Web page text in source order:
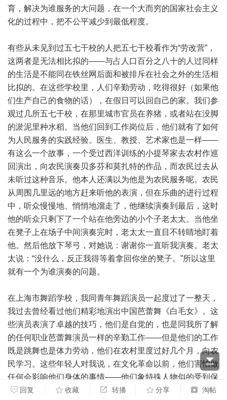
育，解决为谁服务的大问题，在一个大而穷的国家社会主义
化的过程中，把不公平减少到最低程度。
有些从未见到过五七干校的人把五七干校看作为“劳改营”，
这两者是无法相比拟的——与占人口百分之八十的人过同样
的生活是不能同在铁丝网后面和被排斥在社会之外的生活相
比拟的。在这些学校里，人们辛勤劳动，吃得很好（如果他
们生产自己的食物的话），在假日可以回自己的家。我们参
观过几所五七干校，在那里城市官员在养猪，或者站在没脚
的淤泥里种水稻。当他们回到工作岗位后，他们就有了如何
为人民服务的实践经验。医生、教授、艺术家也是一样——
有这么一个故事，一个受过西洋训练的小提琴家去农村作巡
回演出，向农民演奏贝多芬和莫扎特的作品，而农民过去从
未听过这种音乐。他本人还满以为他是为农民服务呢。农民
从周围几里远的地方赶来听他的表演，但在乐曲的进行过程
中，听众慢慢地、悄悄地溜走了，他继续演奏到最后，这时
他的听众只剩下了一个站在他旁边的小个子老太太。当他坐
在凳子上在场子中间演奏完时，老太太一直目不转睛地盯着
他。然后他放下琴弓，对她说：谢谢你一直听我演奏。老太
太说：“没什么，反正我得等着拿回你坐的凳子。”所以这里
就有一个为谁演奏的问题。
在上海市舞蹈学校，我同青年舞蹈演员一起度过了一整天，
我过去曾经看过他们精彩地演出中国芭蕾舞《白毛女》。这
些演员表演了卓越的技巧，他们是自觉的，也是同我所了解
的任何职业芭蕾舞演员一样的辛勤工作——但是他们的工作
既是跳舞也是体力劳动，他们在农村里度过好几个月，向农
民学习。这些年轻人对我说，在文化革命以前，他们害怕做
任何会影响他们身体的事情——他们象特殊人物似的受到保
护和对待。他们说，现在他们不仅不惧怕劳动，而且认识到
回复 收藏 转播 分享 淘帖